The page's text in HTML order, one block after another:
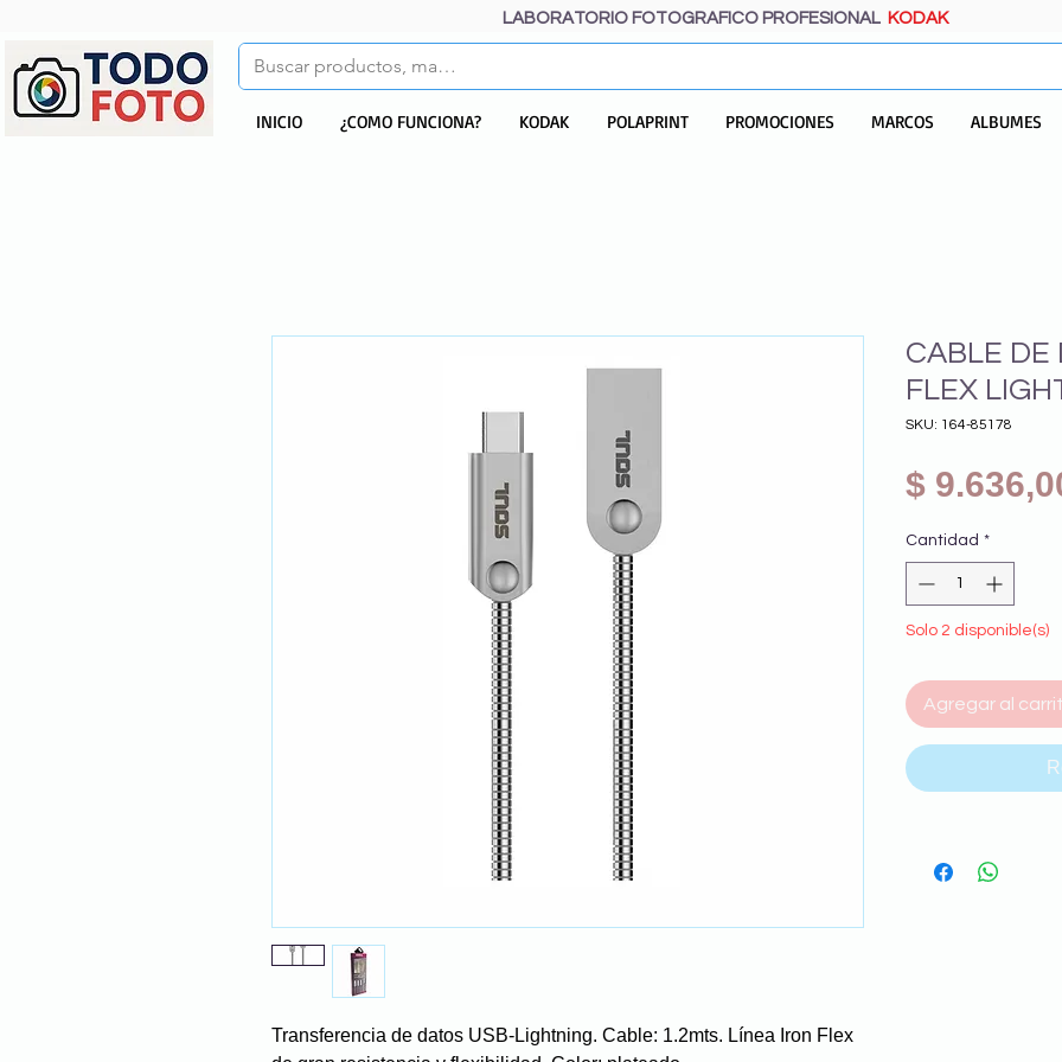
LABORATORIO FOTOGRAFICO PROFESIONAL KODAK
INICIO ¿COMO FUNCIONA? KODAK POLAPRINT PROMOCIONES MARCOS ALBUMES
Transferencia de datos USB-Lightning. Cable: 1.2mts. Línea Iron Flex
CABLE DE
FLEX
SKU: 164-85178
$
Cantidad *
Solo 2 disponible(s)
Agregar al